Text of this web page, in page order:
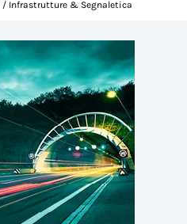
/ Infrastrutture & Segnaletica